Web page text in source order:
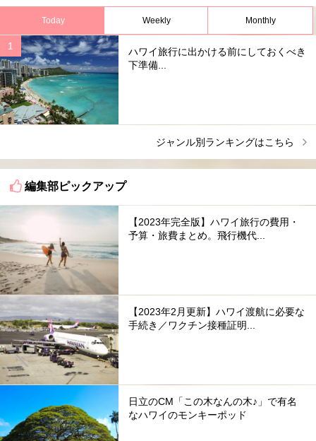
Today Weekly Monthly
ハワイ旅行に出かける前にしておくべき
下準備...
ジャンル別ランキングはこちら
編集部ピックアップ
【2023年完全版】ハワイ旅行の費用・
予算・旅費まとめ。飛行機代...
【2023年2月更新】ハワイ渡航に必要な
手続き／ワクチン接種証明...
日立のCM「この木なんの木♪」で有名
なハワイのモンキーポッド